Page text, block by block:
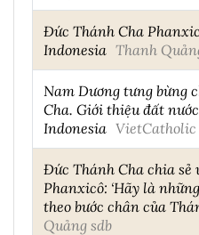
Đức Thánh Cha
Indonesia Thanh
Nam Dương tưng bừng
Cha. Giới thiệu đất
Indonesia
Đức Thánh Cha chia sẻ
Phanxicô: ‘Hãy là
theo bước chân của
Quảng sdb